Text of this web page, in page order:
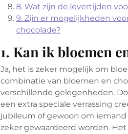
8. Wat zijn de levertijden
9. Zijn er mogelijkheden
chocolade?
1. Kan ik bloemen
Ja, het is zeker mogelijk om
combinatie van bloemen en
verschillende gelegenheden.
een extra speciale verrassing
jubileum of gewoon om
zeker gewaardeerd worden.